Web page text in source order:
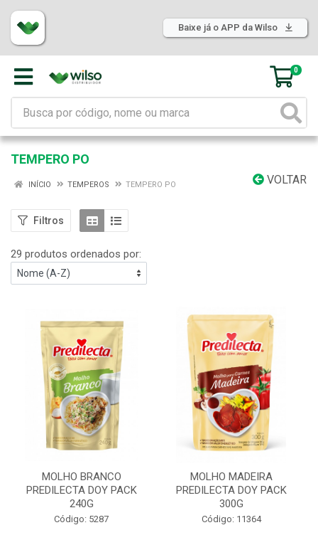
Baixe já o APP da Wilso
0
TEMPERO PO
VOLTAR
INÍCIO TEMPEROS TEMPERO PO
Filtros
29 produtos ordenados por:
MOLHO BRANCO
PREDILECTA DOY PACK
240G
Código: 5287
MOLHO MADEIRA
PREDILECTA DOY PACK
300G
Código: 11364